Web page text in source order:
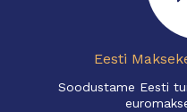
Eesti
Soodustame Eesti